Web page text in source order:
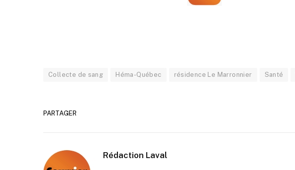
Collecte de sang Héma-Québec résidence Le Marronnier Santé
PARTAGER
Rédaction Laval